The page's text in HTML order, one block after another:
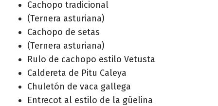
Cachopo tradicional
(Ternera asturiana)
Cachopo de setas
(Ternera asturiana)
Rulo de cachopo estilo Vetusta
Caldereta de Pitu Caleya
Chuletón de vaca gallega
Entrecot al estilo de la güelina